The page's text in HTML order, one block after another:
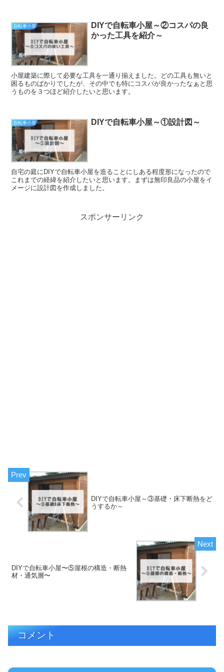
自転車小屋
DIYで自転車小屋～②コスパの良
かった工具を紹介～
小屋建築に際して必要な工具を一通り揃えました。どの工具も無いと
困るものばかりでしたが、その中でも特にコスパが良かったなぁと思
うものを３つほど紹介したいと思います。
自転車小屋 DIYで自転車小屋～①設計図～
自宅の庭にDIYで自転車小屋を造ることにしある程度形になったので
これまでの経緯を紹介したいと思います。まずは無印良品の小屋をイ
メージに設計図を作成しました。
スポンサーリンク
DIYで自転車小屋～③基礎・床下断熱をど
うするか～
DIYで自転車小屋〜⑤屋根の構造・断熱
材・通気層〜
コメント